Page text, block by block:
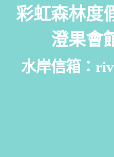
彩虹森林度
澄果會
水岸信箱：